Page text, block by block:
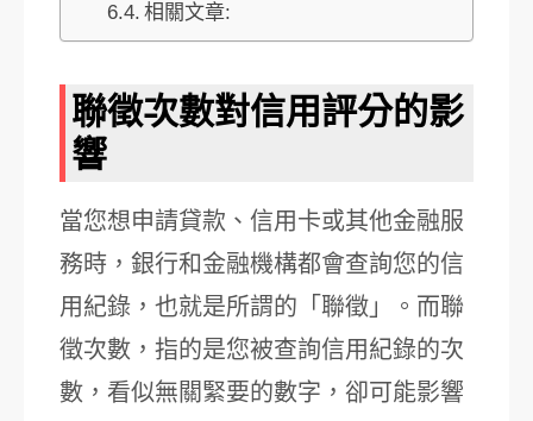
相關文章:
聯徵次數對信用評分的影
響
當您想申請貸款、信用卡或其他金融服
務時，銀行和金融機構都會查詢您的信
用紀錄，也就是所謂的「聯徵」。而聯
徵次數，指的是您被查詢信用紀錄的次
數，看似無關緊要的數字，卻可能影響